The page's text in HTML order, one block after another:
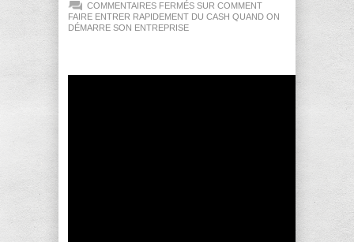
COMMENTAIRES FERMÉS SUR COMMENT
FAIRE ENTRER RAPIDEMENT DU CASH QUAND ON
DÉMARRE SON ENTREPRISE